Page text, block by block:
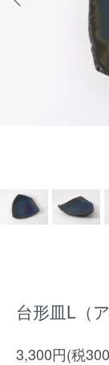
台形皿L（
3,300円(税